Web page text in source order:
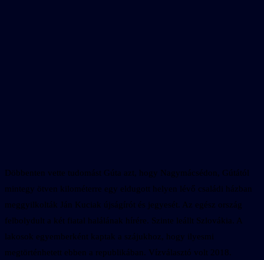
Döbbenten vette tudomást Gúta azt, hogy Nagymácsédon, Gútától
mintegy ötven kilométerre egy eldugott helyen lévő családi házban
meggyilkolták Ján Kuciak újságírót és jegyesét. Az egész ország
felbolydult a két fiatal halálának hírére. Szinte leállt Szlovákia. A
lakosok egyemberként kaptak a szájukhoz, hogy ilyesmi
megtörténhetett ebben a republikában. Vízválasztó volt 2018.